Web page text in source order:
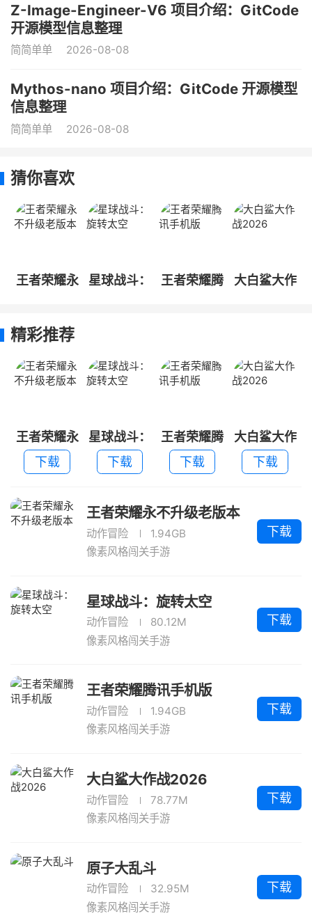
Z-Image-Engineer-V6 项目介绍：GitCode
开源模型信息整理
简简单单 2026-08-08
Mythos-nano 项目介绍：GitCode 开源模型
信息整理
简简单单 2026-08-08
猜你喜欢
王者荣耀永
星球战斗：
王者荣耀腾
大白鲨大作
精彩推荐
王者荣耀永
不升级老版
本
下载
星球战斗：
旋转太空
下载
王者荣耀腾
讯手机版
下载
大白鲨大作
战2026
下载
王者荣耀永不升级老版本
动作冒险
1.94GB
像素风格闯关手游
下载
星球战斗：旋转太空
动作冒险
80.12M
像素风格闯关手游
下载
王者荣耀腾讯手机版
动作冒险
1.94GB
像素风格闯关手游
下载
大白鲨大作战2026
动作冒险
78.77M
像素风格闯关手游
下载
原子大乱斗
动作冒险
32.95M
像素风格闯关手游
下载